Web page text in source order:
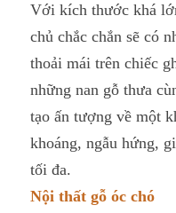
Với kích thước khá
chủ chắc chắn sẽ có
thoải mái trên chiếc
những nan gỗ thưa
tạo ấn tượng về một
khoáng, ngẫu hứng,
tối đa.
Nội thất gỗ óc chó